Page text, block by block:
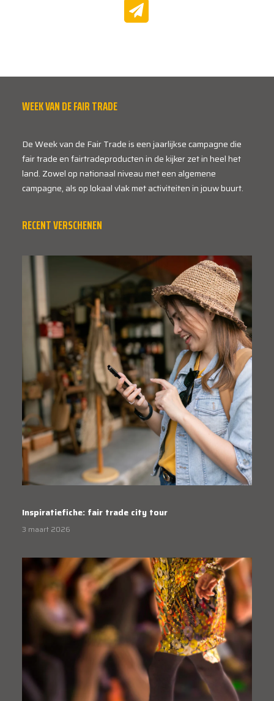
WEEK VAN DE FAIR TRADE
De Week van de Fair Trade is een jaarlijkse campagne die
fair trade en fairtradeproducten in de kijker zet in heel het
land. Zowel op nationaal niveau met een algemene
campagne, als op lokaal vlak met activiteiten in jouw buurt.
RECENT VERSCHENEN
Inspiratiefiche: fair trade city tour
3 maart 2026